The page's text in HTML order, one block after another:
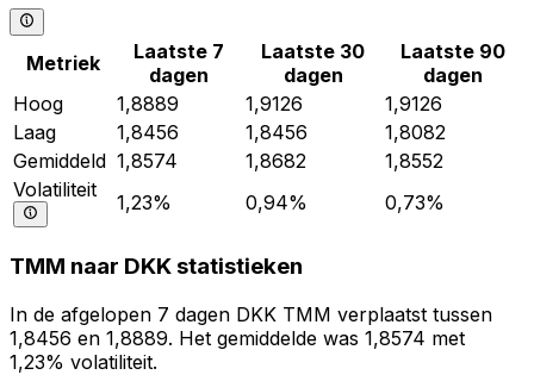
Metriek
Laatste 7
dagen
Laatste 30
dagen
Laatste 90
dagen
Hoog
1,8889 1,9126
1,9126
Laag
1,8456 1,8456
1,8082
Gemiddeld 1,8574 1,8682
1,8552
Volatiliteit
1,23% 0,94% 0,73%
TMM naar DKK statistieken
In de afgelopen 7 dagen DKK TMM verplaatst tussen
1,8456 en 1,8889. Het gemiddelde was 1,8574 met
1,23% volatiliteit.